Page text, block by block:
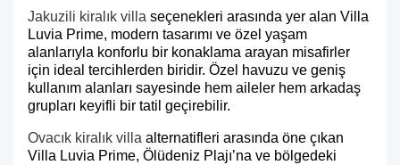
Jakuzili kiralık villa seçenekleri arasında yer alan Villa
Luvia Prime, modern tasarımı ve özel yaşam
alanlarıyla konforlu bir konaklama arayan misafirler
için ideal tercihlerden biridir. Özel havuzu ve geniş
kullanım alanları sayesinde hem aileler hem arkadaş
grupları keyifli bir tatil geçirebilir.
Ovacık kiralık villa alternatifleri arasında öne çıkan
Villa Luvia Prime, Ölüdeniz Plajı’na ve bölgedeki